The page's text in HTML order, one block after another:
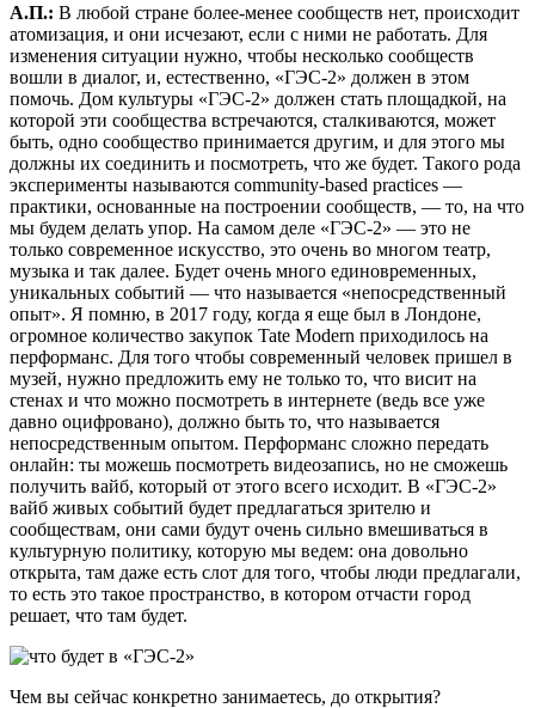
А.П.: В любой стране более-менее сообществ нет, происходит
атомизация, и они исчезают, если с ними не работать. Для
изменения ситуации нужно, чтобы несколько сообществ
вошли в диалог, и, естественно, «ГЭС-2» должен в этом
помочь. Дом культуры «ГЭС-2» должен стать площадкой, на
которой эти сообщества встречаются, сталкиваются, может
быть, одно сообщество принимается другим, и для этого мы
должны их соединить и посмотреть, что же будет. Такого рода
эксперименты называются community-based practices —
практики, основанные на построении сообществ, — то, на что
мы будем делать упор. На самом деле «ГЭС-2» — это не
только современное искусство, это очень во многом театр,
музыка и так далее. Будет очень много единовременных,
уникальных событий — что называется «непосредственный
опыт». Я помню, в 2017 году, когда я еще был в Лондоне,
огромное количество закупок Tate Modern приходилось на
перформанс. Для того чтобы современный человек пришел в
музей, нужно предложить ему не только то, что висит на
стенах и что можно посмотреть в интернете (ведь все уже
давно оцифровано), должно быть то, что называется
непосредственным опытом. Перформанс сложно передать
онлайн: ты можешь посмотреть видеозапись, но не сможешь
получить вайб, который от этого всего исходит. В «ГЭС-2»
вайб живых событий будет предлагаться зрителю и
сообществам, они сами будут очень сильно вмешиваться в
культурную политику, которую мы ведем: она довольно
открыта, там даже есть слот для того, чтобы люди предлагали,
то есть это такое пространство, в котором отчасти город
решает, что там будет.
Чем вы сейчас конкретно занимаетесь, до открытия?